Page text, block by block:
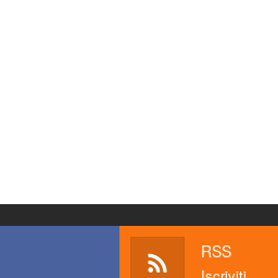
RSS